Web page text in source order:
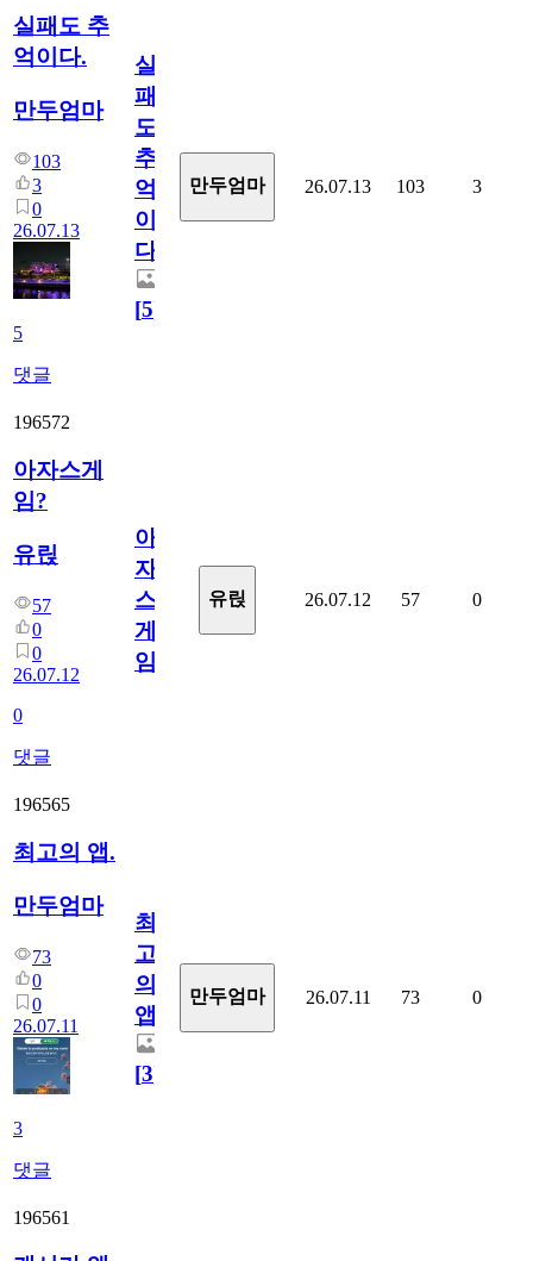
실패도 추
억이다.
만두엄마
103
3
0
26.07.13
5
댓글
실
패
도
추
억
이
다.
[5]
만두엄마 26.07.13 103 3
196572
아자스게
임?
유릱
57
0
0
26.07.12
0
댓글
아
자
스
게
임?
유릱 26.07.12 57 0
196565
최고의 앱.
만두엄마
73
0
0
26.07.11
3
댓글
최
고
의
앱.
[3]
만두엄마 26.07.11 73 0
196561